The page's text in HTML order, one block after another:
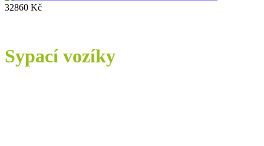
32860 Kč
Sypací vozíky